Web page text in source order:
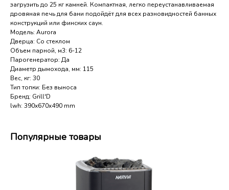
загрузить до 25 кг камней. Компактная, легко переустанавливаемая
дровяная печь для бани подойдёт для всех разновидностей банных
конструкций или финских саун.
Модель: Aurora
Дверца: Со стеклом
Объем парной, м3: 6-12
Парогенератор: Да
Диаметр дымохода, мм: 115
Вес, кг: 30
Тип топки: Без выноса
Бренд: Grill'D
lwh: 390x670x490 mm
Популярные товары